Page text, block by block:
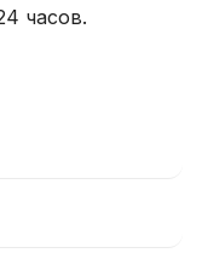
часов.